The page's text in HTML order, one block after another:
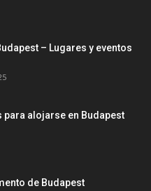
– Lugares y eventos
para alojarse en Budapest
de Budapest